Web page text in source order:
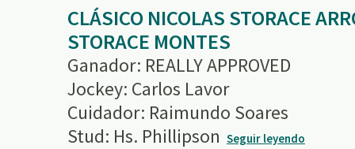
CLÁSICO NICOLAS STORACE
STORACE MONTES
Ganador: REALLY APPROVED
Jockey: Carlos Lavor
Cuidador: Raimundo Soares
Stud: Hs. Phillipson Seguir leyendo